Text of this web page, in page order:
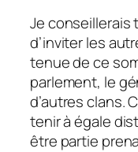
Je
d’inviter les
tenue de ce
parlement, le
d’autres clans.
tenir à égale
être partie